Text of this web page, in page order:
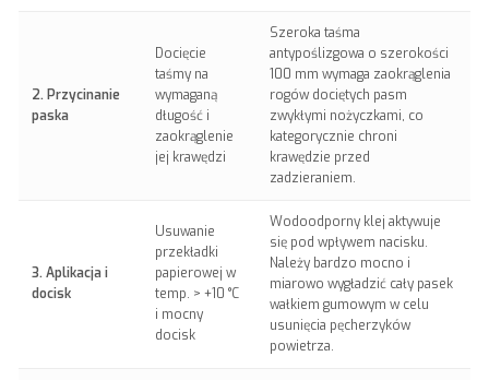
2. Przycinanie
paska
Docięcie
taśmy na
wymaganą
długość i
zaokrąglenie
jej krawędzi
Szeroka taśma
antypoślizgowa o szerokości
100 mm wymaga zaokrąglenia
rogów dociętych pasm
zwykłymi nożyczkami, co
kategorycznie chroni
krawędzie przed
zadzieraniem.
3. Aplikacja i
docisk
Usuwanie
przekładki
papierowej w
temp. > +10 °C
i mocny
docisk
Wodoodporny klej aktywuje
się pod wpływem nacisku.
Należy bardzo mocno i
miarowo wygładzić cały pasek
wałkiem gumowym w celu
usunięcia pęcherzyków
powietrza.